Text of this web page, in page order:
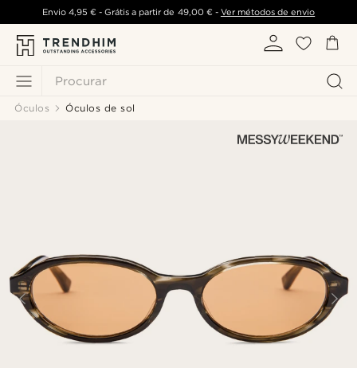
Procurar
Envio 4,95 €- Grátis a partir de 49,00 €- Ver métodos de envio
Óculos Óculos de sol